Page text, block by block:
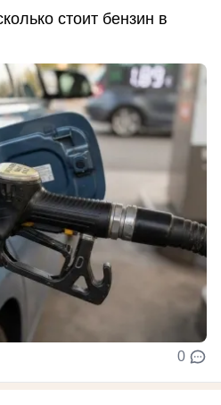
стоит бензин в
0